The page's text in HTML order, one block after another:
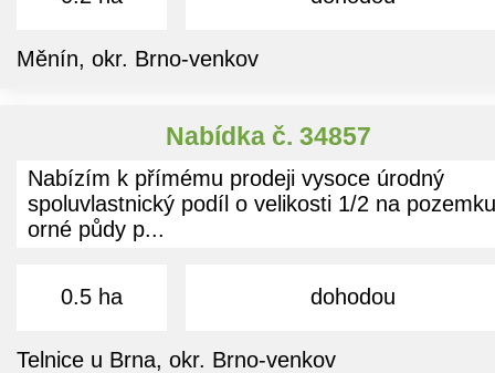
Měnín, okr. Brno-venkov
Nabídka č. 34857
Nabízím k přímému prodeji vysoce úrodný
spoluvlastnický podíl o velikosti 1/2 na pozemku
orné půdy p...
0.5 ha dohodou
Telnice u Brna, okr. Brno-venkov